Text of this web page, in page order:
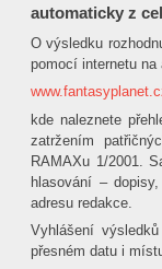
automaticky z
O výsledku
pomocí internetu na
kde naleznete
zatržením
RAMAXu 1/2001.
hlasování –
adresu redakce.
Vyhlášení
přesném datu i